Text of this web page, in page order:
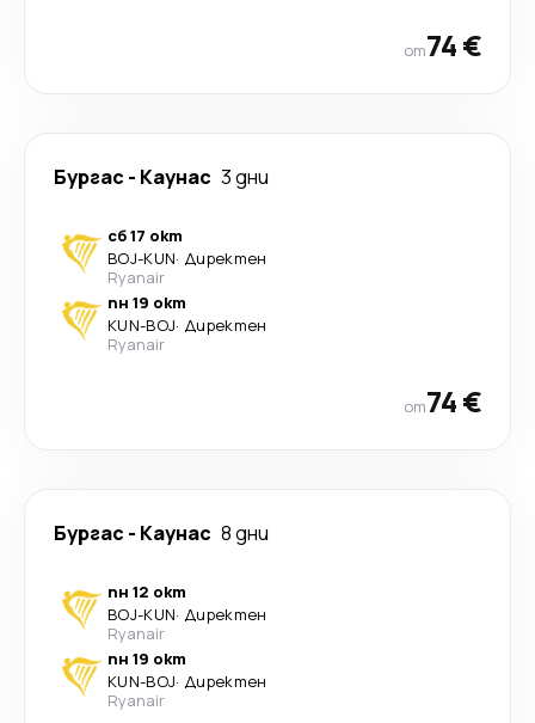
от74 €
Бургас - Каунас 3 дни
сб 17 окт
BOJ-KUN· Директен
Ryanair
пн 19 окт
KUN-BOJ· Директен
Ryanair
от74 €
Бургас - Каунас 8 дни
пн 12 окт
BOJ-KUN· Директен
Ryanair
пн 19 окт
KUN-BOJ· Директен
Ryanair